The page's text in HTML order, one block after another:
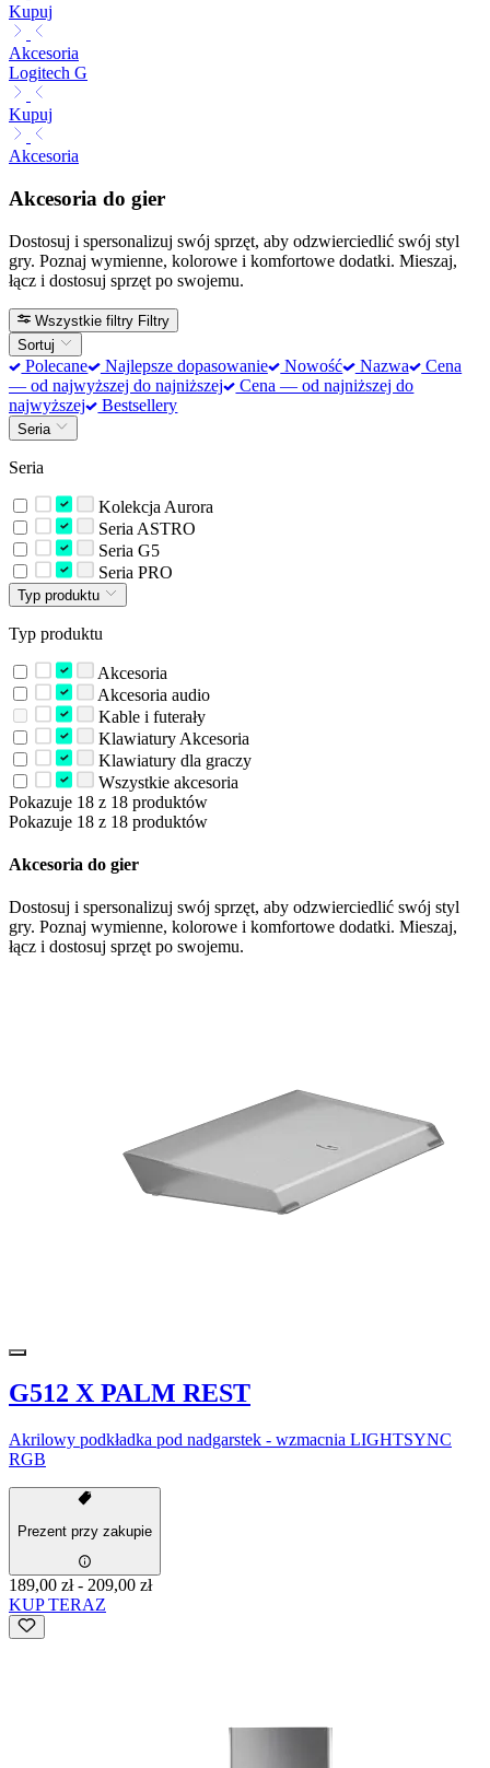
Kupuj
Akcesoria
Logitech G
Kupuj
Akcesoria
Akcesoria do gier
Dostosuj i spersonalizuj swój sprzęt, aby odzwierciedlić swój styl
gry. Poznaj wymienne, kolorowe i komfortowe dodatki. Mieszaj,
łącz i dostosuj sprzęt po swojemu.
Wszystkie filtry Filtry
Sortuj
Polecane Najlepsze dopasowanie Nowość Nazwa
Cena
— od najwyższej do najniższej
Cena — od najniższej do
najwyższej
Bestsellery
Seria
Seria
Kolekcja Aurora
Seria ASTRO
Seria G5
Seria PRO
Typ produktu
Typ produktu
Akcesoria
Akcesoria audio
Kable i futerały
Klawiatury Akcesoria
Klawiatury dla graczy
Wszystkie akcesoria
Pokazuje 18 z 18 produktów
Pokazuje 18 z 18 produktów
Akcesoria do gier
Dostosuj i spersonalizuj swój sprzęt, aby odzwierciedlić swój styl
gry. Poznaj wymienne, kolorowe i komfortowe dodatki. Mieszaj,
łącz i dostosuj sprzęt po swojemu.
G512 X PALM REST
Akrilowy podkładka pod nadgarstek - wzmacnia LIGHTSYNC
RGB
Prezent przy zakupie
189,00 zł- 209,00 zł
KUP TERAZ